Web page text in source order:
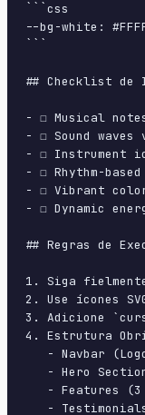
```css
--bg-white:
```
## Checklist de
- ☐ Musical
- ☐ Sound
- ☐ Instrument
- ☐ Rhythm-
- ☐ Vibrant
- ☐ Dynamic
## Regras de
1. Siga
2. Use ícones
3. Adicione
4. Estrutura
- Navbar
- Hero
- Features
-